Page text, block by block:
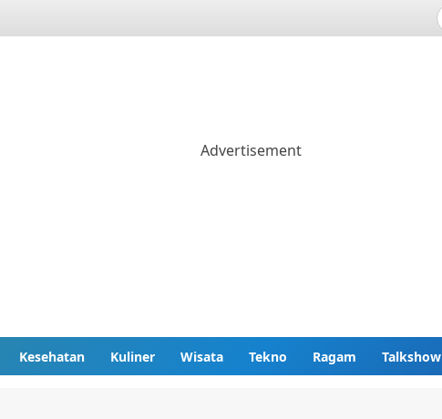
Kesehatan Kuliner Wisata Tekno Ragam Talkshow